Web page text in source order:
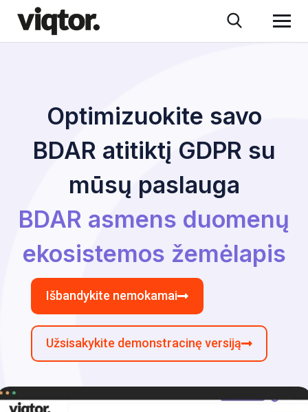
Optimizuokite savo
BDAR atitiktį GDPR su
mūsų paslauga
BDAR asmens duomenų
ekosistemos žemėlapis
Išbandykite nemokamai
Užsisakykite demonstracinę versiją